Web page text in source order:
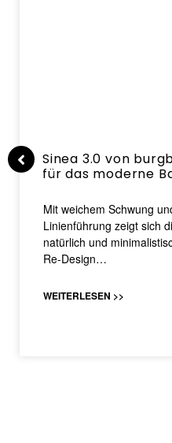
Sinea 3.0 von
für das moderne
Mit weichem Schwung
Linienführung zeigt sich
natürlich und
Re-Design…
WEITERLESEN >>